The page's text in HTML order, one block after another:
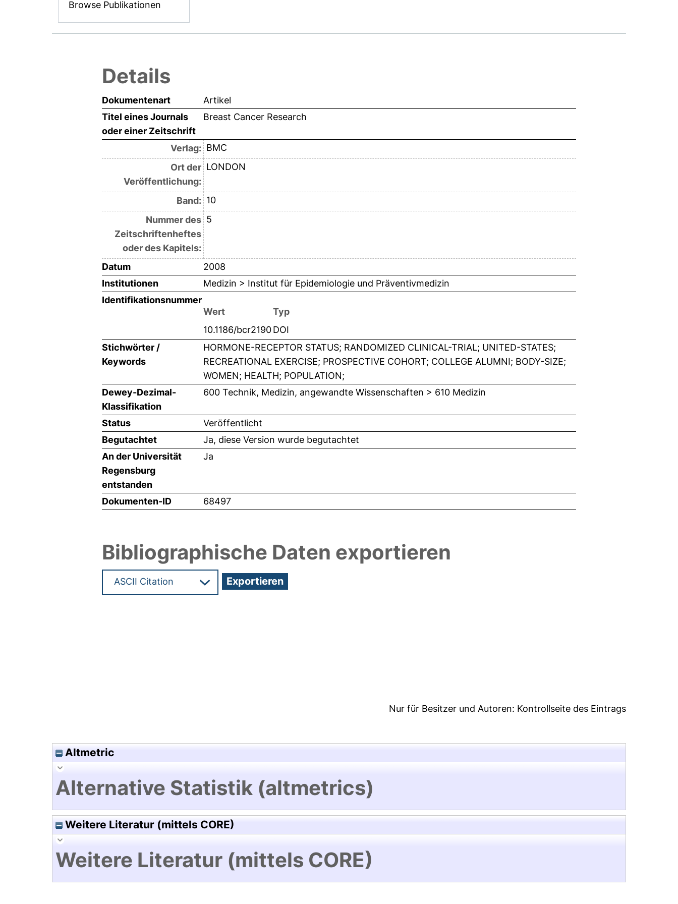
Browse Publikationen
Details
Dokumentenart
Artikel
Titel eines Journals
oder einer Zeitschrift
Breast Cancer Research
Verlag: BMC
Ort der
Veröffentlichung:
LONDON
Band: 10
Nummer des
Zeitschriftenheftes
oder des Kapitels:
5
Datum
2008
Institutionen
Medizin > Institut für Epidemiologie und Präventivmedizin
Identifikationsnummer
Wert
Typ
10.1186/bcr2190DOI
Stichwörter /
Keywords
HORMONE-RECEPTOR STATUS; RANDOMIZED CLINICAL-TRIAL; UNITED-STATES;
RECREATIONAL EXERCISE; PROSPECTIVE COHORT; COLLEGE ALUMNI; BODY-SIZE;
WOMEN; HEALTH; POPULATION;
Dewey-Dezimal-
Klassifikation
600 Technik, Medizin, angewandte Wissenschaften > 610 Medizin
Status
Veröffentlicht
Begutachtet
Ja, diese Version wurde begutachtet
An der Universität
Regensburg
entstanden
Ja
Dokumenten-ID 68497
Bibliographische Daten exportieren
Nur für Besitzer und Autoren: Kontrollseite des Eintrags
Altmetric
Alternative Statistik (altmetrics)
Weitere Literatur (mittels CORE)
Weitere Literatur (mittels CORE)